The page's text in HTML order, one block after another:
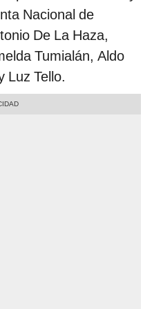
Nacional de
De La Haza,
Tumialán, Aldo
Luz Tello.